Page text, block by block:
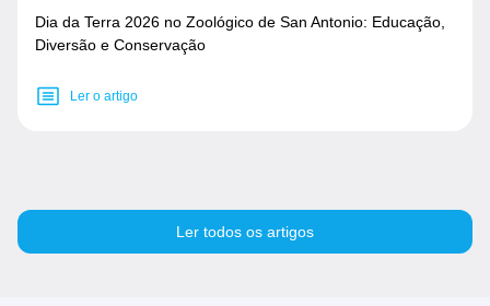
Dia da Terra 2026 no Zoológico de San Antonio: Educação,
Diversão e Conservação
Ler o artigo
Ler todos os artigos